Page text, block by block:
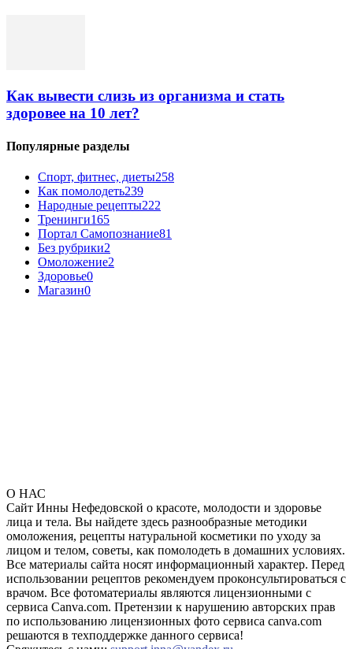
Как вывести слизь из организма и стать
здоровее на 10 лет?
Популярные разделы
Спорт, фитнес, диеты258
Как помолодеть239
Народные рецепты222
Тренинги165
Портал Самопознание81
Без рубрики2
Омоложение2
Здоровье0
Магазин0
О НАС
Сайт Инны Нефедовской о красоте, молодости и здоровье
лица и тела. Вы найдете здесь разнообразные методики
омоложения, рецепты натуральной косметики по уходу за
лицом и телом, советы, как помолодеть в домашних условиях.
Все материалы сайта носят информационный характер. Перед
использовании рецептов рекомендуем проконсультироваться с
врачом. Все фотоматериалы являются лицензионными с
сервиса Canva.com. Претензии к нарушению авторских прав
по использованию лицензионных фото сервиса canva.com
решаются в техподдержке данного сервиса!